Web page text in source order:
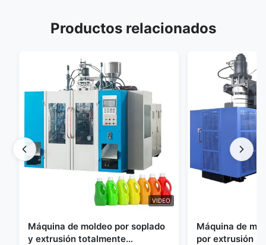
Productos relacionados
VIDEO
Máquina de moldeo por soplado
y extrusión totalmente
Máquina de
por extrusión